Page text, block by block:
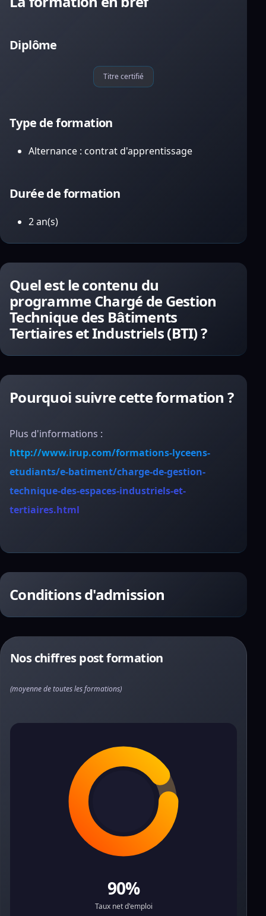
Diplôme
Titre certifié
Type de formation
Alternance : contrat d'apprentissage
Durée de formation
2 an(s)
Quel est le contenu du
programme Chargé de Gestion
Technique des Bâtiments
Tertiaires et Industriels (BTI) ?
Pourquoi suivre cette formation ?
Plus d'informations :
http://www.irup.com/formations-lyceens-
etudiants/e-batiment/charge-de-gestion-
technique-des-espaces-industriels-et-
tertiaires.html
Conditions d'admission
Nos chiffres post formation
(moyenne de toutes les formations)
90%
Taux net d'emploi